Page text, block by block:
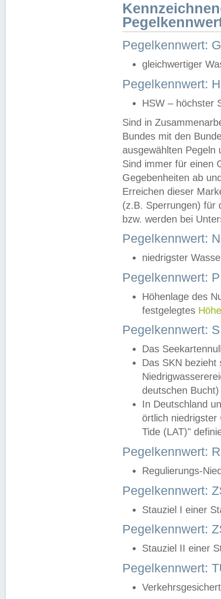
Pegelkennwert:
gleichwertiger
Pegelkennwert:
HSW – höchster
Sind in
Bundes mit den
ausgewählten
Sind immer für einen
Gegebenheiten ab
Erreichen dieser
(z.B. Sperrungen) für
bzw. werden bei
Pegelkennwert:
niedrigster
Pegelkennwert:
Höhenlage des
festgelegtes
Pegelkennwert:
Das
Das SKN
deutschen
In Deutschland
örtlich
Tide (LAT)"
Pegelkennwert:
Regulierungs-
Pegelkennwert:
Stauziel I einer
Pegelkennwert:
Stauziel II einer
Pegelkennwert: